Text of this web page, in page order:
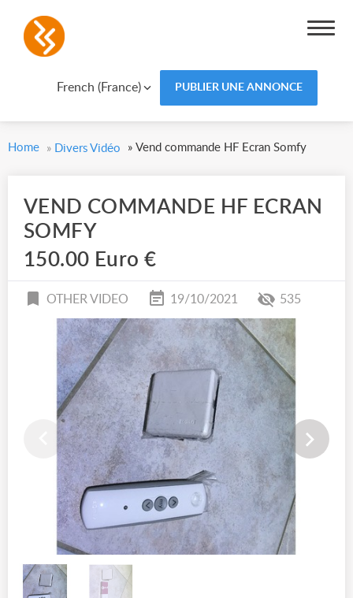
French (France) PUBLIER UNE ANNONCE
Home » Divers Vidéo » Vend commande HF Ecran Somfy
VEND COMMANDE HF ECRAN
SOMFY
150.00 Euro €
OTHER VIDEO 19/10/2021 535